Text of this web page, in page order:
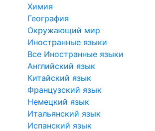
Химия
География
Окружающий мир
Иностранные языки
Все Иностранные языки
Английский язык
Китайский язык
Французский язык
Немецкий язык
Итальянский язык
Испанский язык